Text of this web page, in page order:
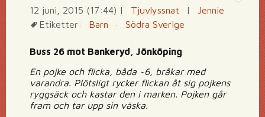
12 juni, 2015 (17:44) | Tjuvlyssnat |
Jennie
Etiketter:
Barn · Södra Sverige
Buss 26 mot Bankeryd, Jönköping
En pojke och flicka, båda ~6, bråkar med
varandra. Plötsligt rycker flickan åt sig pojkens
ryggsäck och kastar den i marken. Pojken går
fram och tar upp sin väska.